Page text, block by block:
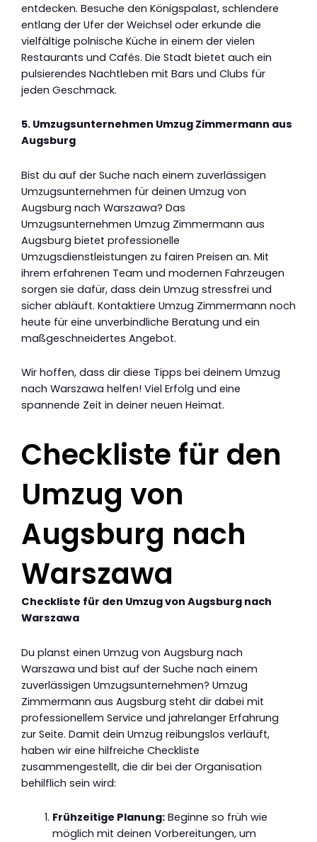
entdecken. Besuche den Königspalast, schlendere
entlang der Ufer der Weichsel oder erkunde die
vielfältige polnische Küche in einem der vielen
Restaurants und Cafés. Die Stadt bietet auch ein
pulsierendes Nachtleben mit Bars und Clubs für
jeden Geschmack.
5. Umzugsunternehmen Umzug Zimmermann aus
Augsburg
Bist du auf der Suche nach einem zuverlässigen
Umzugsunternehmen für deinen Umzug von
Augsburg nach Warszawa? Das
Umzugsunternehmen Umzug Zimmermann aus
Augsburg bietet professionelle
Umzugsdienstleistungen zu fairen Preisen an. Mit
ihrem erfahrenen Team und modernen Fahrzeugen
sorgen sie dafür, dass dein Umzug stressfrei und
sicher abläuft. Kontaktiere Umzug Zimmermann noch
heute für eine unverbindliche Beratung und ein
maßgeschneidertes Angebot.
Wir hoffen, dass dir diese Tipps bei deinem Umzug
nach Warszawa helfen! Viel Erfolg und eine
spannende Zeit in deiner neuen Heimat.
Checkliste für den
Umzug von
Augsburg nach
Warszawa
Checkliste für den Umzug von Augsburg nach
Warszawa
Du planst einen Umzug von Augsburg nach
Warszawa und bist auf der Suche nach einem
zuverlässigen Umzugsunternehmen? Umzug
Zimmermann aus Augsburg steht dir dabei mit
professionellem Service und jahrelanger Erfahrung
zur Seite. Damit dein Umzug reibungslos verläuft,
haben wir eine hilfreiche Checkliste
zusammengestellt, die dir bei der Organisation
behilflich sein wird:
Frühzeitige Planung:Beginne so früh wie
möglich mit deinen Vorbereitungen, um